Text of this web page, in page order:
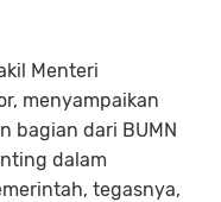
Menteri
menyampaikan
bagian dari BUMN
dalam
tegasnya,